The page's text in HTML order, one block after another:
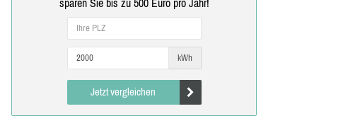
sparen Sie bis zu 500 Euro pro Jahr!
kWh
Jetzt vergleichen